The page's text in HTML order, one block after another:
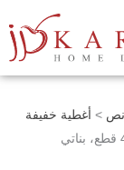
> أغطية خفيفة